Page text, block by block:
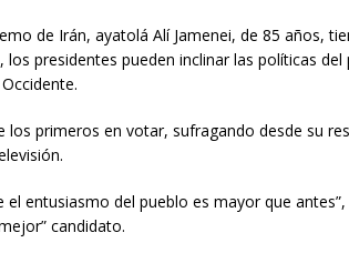
de Irán, ayatolá Alí Jamenei, de 85 años,
los presidentes pueden inclinar las políticas
los primeros en votar, sufragando desde su
el entusiasmo del pueblo es mayor que
candidato.